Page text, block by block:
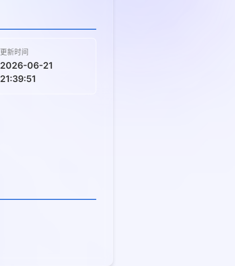
更新时间
2026-06-21
21:39:51